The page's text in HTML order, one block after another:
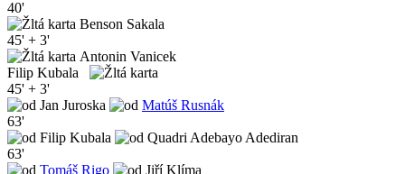
40'
Benson Sakala
45' + 3'
Antonin Vanicek
Filip Kubala
45' + 3'
Jan Juroska
Matúš Rusnák
63'
Filip Kubala
Quadri Adebayo Adediran
63'
Tomáš Rigo
Jiří Klíma